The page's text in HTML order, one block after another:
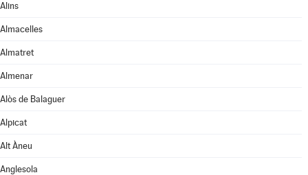
Alins
Almacelles
Almatret
Almenar
Alòs de Balaguer
Alpicat
Alt Àneu
Anglesola